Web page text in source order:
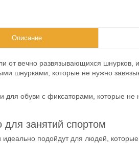
Описание
от вечно развязывающихся шнурков,
шнурками, которые не нужно
для обуви с фиксаторами, которые не
для занятий спортом
идеально подойдут для людей,